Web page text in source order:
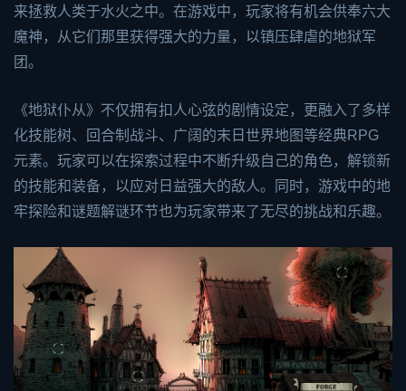
来拯救人类于水火之中。在游戏中，玩家将有机会供奉六大
魔神，从它们那里获得强大的力量，以镇压肆虐的地狱军
团。
《地狱仆从》不仅拥有扣人心弦的剧情设定，更融入了多样
化技能树、回合制战斗、广阔的末日世界地图等经典RPG
元素。玩家可以在探索过程中不断升级自己的角色，解锁新
的技能和装备，以应对日益强大的敌人。同时，游戏中的地
牢探险和谜题解谜环节也为玩家带来了无尽的挑战和乐趣。